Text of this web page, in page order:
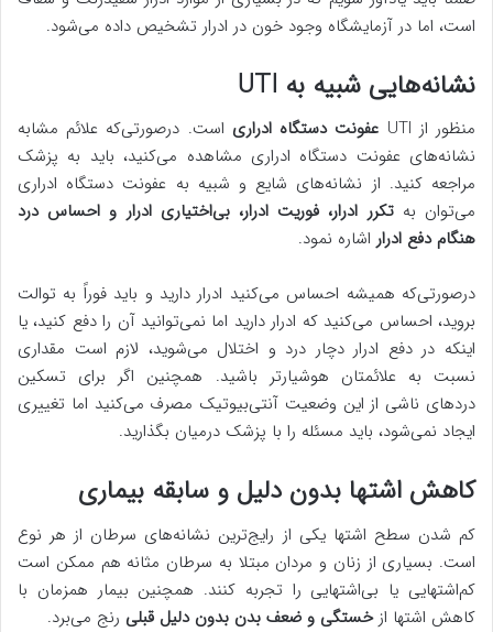
است، اما در آزمایشگاه وجود خون در ادرار تشخیص داده می‌شود.
نشانه‌هایی شبیه به UTI
منظور از UTI عفونت دستگاه ادراری است. درصورتی‌که علائم مشابه
نشانه‌های عفونت دستگاه ادراری مشاهده می‌کنید، باید به پزشک
مراجعه کنید. از نشانه‌های شایع و شبیه به عفونت دستگاه ادراری
می‌توان به تکرر ادرار، فوریت ادرار، بی‌اختیاری ادرار و احساس درد
هنگام دفع ادرار اشاره نمود.
درصورتی‌که همیشه احساس می‌کنید ادرار دارید و باید فوراً به توالت
بروید، احساس می‌کنید که ادرار دارید اما نمی‌توانید آن را دفع کنید، یا
اینکه در دفع ادرار دچار درد و اختلال می‌شوید، لازم است مقداری
نسبت به علائمتان هوشیارتر باشید. همچنین اگر برای تسکین
دردهای ناشی از این وضعیت آنتی‌بیوتیک مصرف می‌کنید اما تغییری
ایجاد نمی‌شود، باید مسئله را با پزشک درمیان بگذارید.
کاهش اشتها بدون دلیل و سابقه بیماری
کم شدن سطح اشتها یکی از رایج‌ترین نشانه‌های سرطان از هر نوع
است. بسیاری از زنان و مردان مبتلا به سرطان مثانه هم ممکن است
کم‌اشتهایی یا بی‌اشتهایی را تجربه کنند. همچنین بیمار همزمان با
کاهش اشتها ازخستگی و ضعف بدن بدون دلیل قبلی رنج می‌برد.